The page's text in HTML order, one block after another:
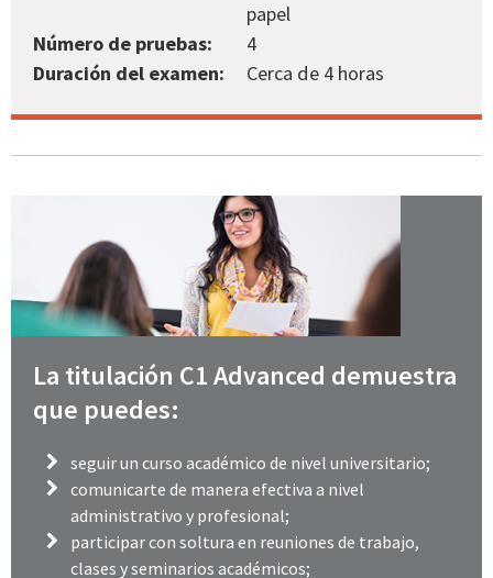
papel
Número de pruebas:
4
Duración del examen:
Cerca de 4 horas
La titulación C1 Advanced demuestra
que puedes:
seguir un curso académico de nivel universitario;
comunicarte de manera efectiva a nivel
administrativo y profesional;
participar con soltura en reuniones de trabajo,
clases y seminarios académicos;